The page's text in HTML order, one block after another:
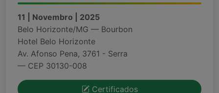
11 | Novembro | 2025
Belo Horizonte/MG — Bourbon
Hotel Belo Horizonte
Av. Afonso Pena, 3761 - Serra
— CEP 30130-008
Certificados